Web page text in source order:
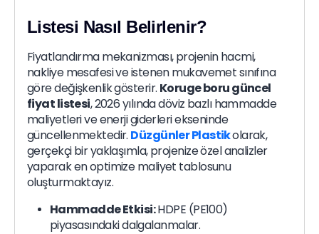
Listesi Nasıl Belirlenir?
Fiyatlandırma mekanizması, projenin hacmi,
nakliye mesafesi ve istenen mukavemet sınıfına
göre değişkenlik gösterir. Koruge boru güncel
fiyat listesi, 2026 yılında döviz bazlı hammadde
maliyetleri ve enerji giderleri ekseninde
güncellenmektedir. Düzgünler Plastikolarak,
gerçekçi bir yaklaşımla, projenize özel analizler
yaparak en optimize maliyet tablosunu
oluşturmaktayız.
Hammadde Etkisi:HDPE (PE100)
piyasasındaki dalgalanmalar.